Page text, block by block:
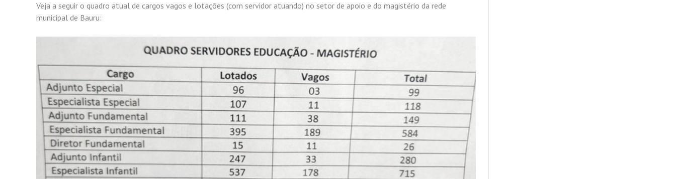
Veja a seguir o quadro atual de cargos vagos e lotações (com servidor atuando) no setor de apoio e do magistério da rede
municipal de Bauru: